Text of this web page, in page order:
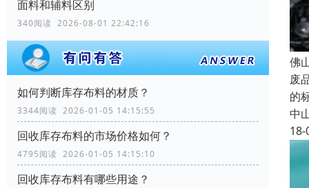
面料和辅料区别
340阅读 2026-08-01 22:42:16
如何判断库存布料的材质？
3344阅读 2026-01-05 14:15:55
回收库存布料的市场价格如何？
4795阅读 2026-01-05 14:15:10
回收库存布料有哪些用途？
佛
废
的
中
18-